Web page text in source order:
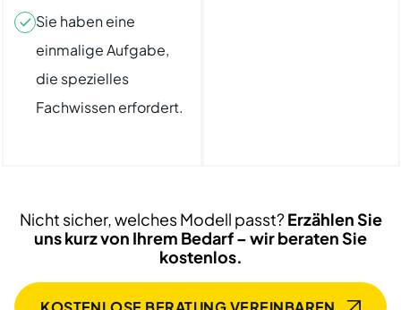
Sie haben eine
einmalige Aufgabe,
die spezielles
Fachwissen erfordert.
Nicht sicher, welches Modell passt?Erzählen Sie
uns kurz von Ihrem Bedarf – wir beraten Sie
kostenlos.